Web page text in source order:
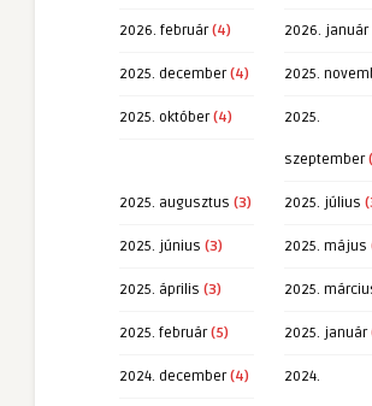
2026. február(4) 2026. január
2025. december(4) 2025.
2025. október(4) 2025.
szeptember
2025. augusztus (3) 2025. július
2025. június (3) 2025. május
2025. április (3) 2025.
2025. február(5) 2025. január
2024. december(4) 2024.